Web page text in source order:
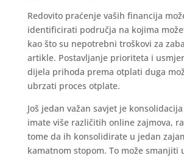
Redovito praćenje vaših financija
identificirati područja na kojima
kao što su nepotrebni troškovi za
artikle. Postavljanje prioriteta i
dijela prihoda prema otplati duga
ubrzati proces otplate.
Još jedan važan savjet je
imate više različitih online zajmova,
tome da ih konsolidirate u jedan
kamatnom stopom. To može smanjiti